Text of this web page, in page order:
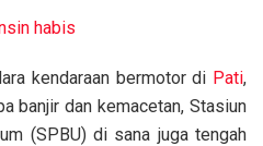
kendaraan bermotor di Pati,
banjir dan kemacetan, Stasiun
(SPBU) di sana juga tengah